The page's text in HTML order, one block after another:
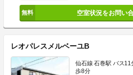
空室状況をお問い
レオパレスメルベーユB
仙石線 石巻駅 バス
歩8分